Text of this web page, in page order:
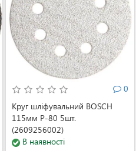
0
Круг шліфувальний BOSCH
115мм Р-80 5шт.
(2609256002)
В наявності